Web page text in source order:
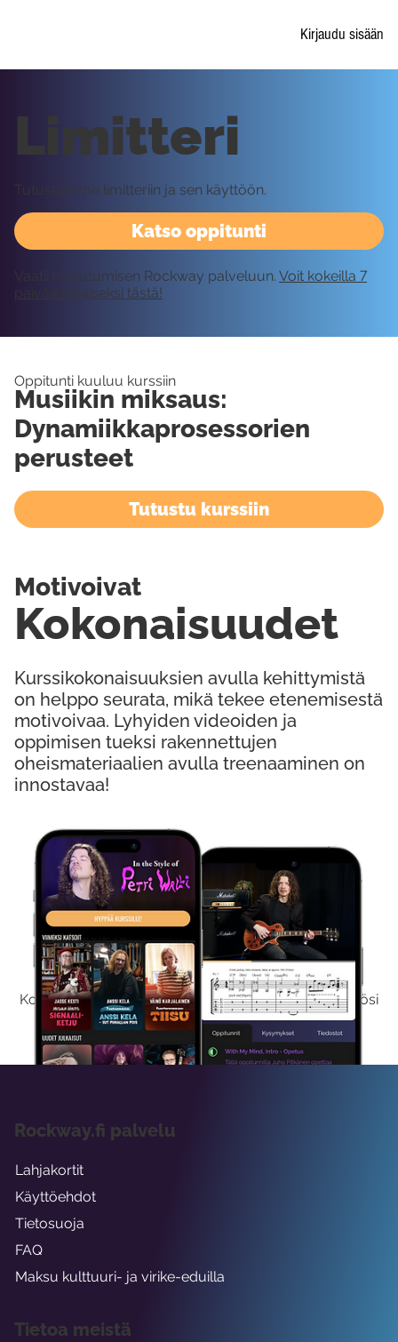
Kirjaudu sisään
Kokeile Ilmaiseksi
Kokeilemalla ilmaiseksi saat koko sisältömme käyttöösi
viikon ajaksi.
Katso oppitunti
Limitteri
Tutustumme limitteriin ja sen käyttöön.
Vaatii kirjautumisen Rockway palveluun. Voit kokeilla 7
päivää ilmaiseksi tästä!
Oppitunti kuuluu kurssiin
Musiikin miksaus:
Dynamiikkaprosessorien
perusteet
Tutustu kurssiin
Kurssikokonaisuuksien avulla kehittymistä
on helppo seurata, mikä tekee etenemisestä
motivoivaa. Lyhyiden videoiden ja
oppimisen tueksi rakennettujen
oheismateriaalien avulla treenaaminen on
innostavaa!
Kokonaisuudet
Motivoivat
Rockway.fi palvelu
Lahjakortit
Käyttöehdot
Tietosuoja
FAQ
Maksu kulttuuri- ja virike-eduilla
Tietoa meistä